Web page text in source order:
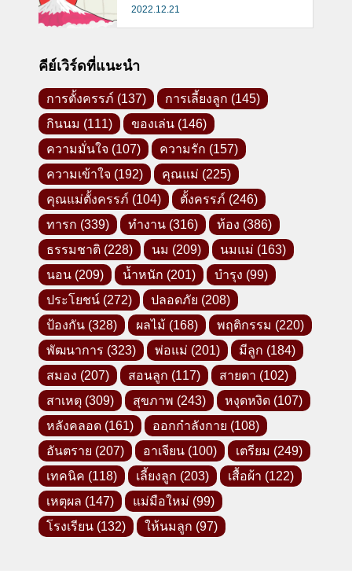
2022.12.21
คีย์เวิร์ดที่แนะนำ
การตั้งครรภ์ (137) การเลี้ยงลูก (145)
กินนม (111) ของเล่น (146)
ความมั่นใจ (107) ความรัก (157)
ความเข้าใจ (192) คุณแม่ (225)
คุณแม่ตั้งครรภ์ (104) ตั้งครรภ์ (246)
ทารก (339) ทำงาน (316) ท้อง (386)
ธรรมชาติ (228) นม (209) นมแม่ (163)
นอน (209) น้ำหนัก (201) บำรุง (99)
ประโยชน์ (272) ปลอดภัย (208)
ป้องกัน (328) ผลไม้ (168) พฤติกรรม (220)
พัฒนาการ (323) พ่อแม่ (201) มีลูก (184)
สมอง (207) สอนลูก (117) สายตา (102)
สาเหตุ (309) สุขภาพ (243) หงุดหงิด (107)
หลังคลอด (161) ออกกำลังกาย (108)
อันตราย (207) อาเจียน (100) เตรียม (249)
เทคนิค (118) เลี้ยงลูก (203) เสื้อผ้า (122)
เหตุผล (147) แม่มือใหม่ (99)
โรงเรียน (132) ให้นมลูก (97)